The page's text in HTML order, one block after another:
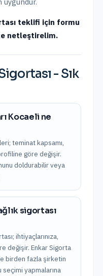
teklifi için formu
netleştirelim.
- Sık
Kocaeli ne
teminat kapsamı,
göre değişir.
doldurabilir veya
sigortası
ihtiyaçlarınıza,
değişir. Enkar Sigorta
birden fazla şirketin
yapmalarına